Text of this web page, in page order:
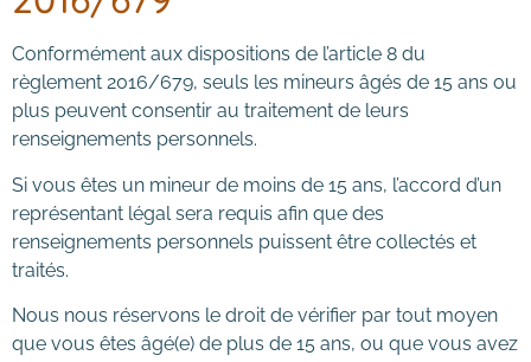
Conformément aux dispositions de l’article 8 du
règlement 2016/679, seuls les mineurs âgés de 15 ans ou
plus peuvent consentir au traitement de leurs
renseignements personnels.
Si vous êtes un mineur de moins de 15 ans, l’accord d’un
représentant légal sera requis afin que des
renseignements personnels puissent être collectés et
traités.
Nous nous réservons le droit de vérifier par tout moyen
que vous êtes âgé(e) de plus de 15 ans, ou que vous avez